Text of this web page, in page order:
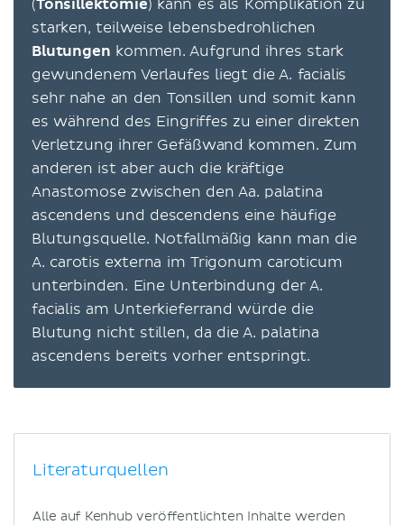
(Tonsillektomie) kann es als Komplikation zu
starken, teilweise lebensbedrohlichen
Blutungen kommen. Aufgrund ihres stark
gewundenem Verlaufes liegt die A. facialis
sehr nahe an den Tonsillen und somit kann
es während des Eingriffes zu einer direkten
Verletzung ihrer Gefäßwand kommen. Zum
anderen ist aber auch die kräftige
Anastomose zwischen den Aa. palatina
ascendens und descendens eine häufige
Blutungsquelle. Notfallmäßig kann man die
A. carotis externa im Trigonum caroticum
unterbinden. Eine Unterbindung der A.
facialis am Unterkieferrand würde die
Blutung nicht stillen, da die A. palatina
ascendens bereits vorher entspringt.
Literaturquellen
Alle auf Kenhub veröffentlichten Inhalte werden